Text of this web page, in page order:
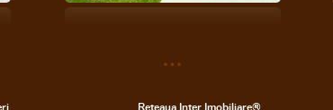
Reteaua Inter Imobiliare®